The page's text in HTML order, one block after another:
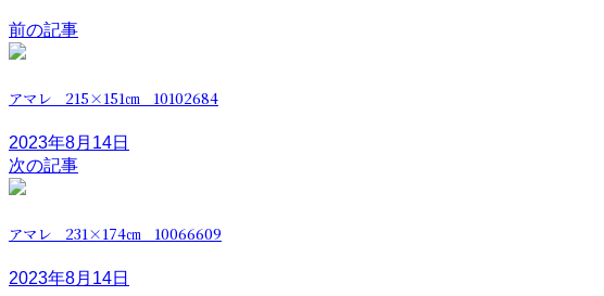
前の記事
アマレ 215×151㎝ 10102684
2023年8月14日
次の記事
アマレ 231×174㎝ 10066609
2023年8月14日